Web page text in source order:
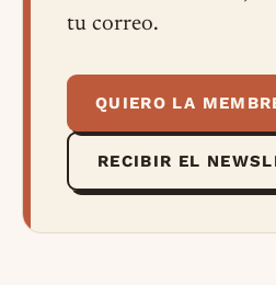
tu correo.
QUIERO LA
RECIBIR EL